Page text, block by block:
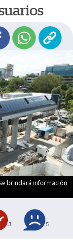
brindará información
3 5